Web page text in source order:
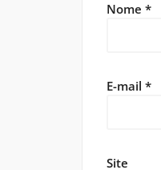
Nome *
E-mail *
Site